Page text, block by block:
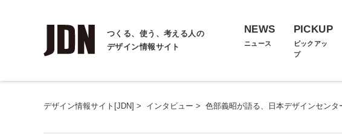
つくる、使う、考える人の
デザイン情報サイト
NEWS
ニュース
PICKUP
ピックアッ
プ
デザイン情報サイト[JDN] > インタビュー > 色部義昭が語る、日本デザインセン